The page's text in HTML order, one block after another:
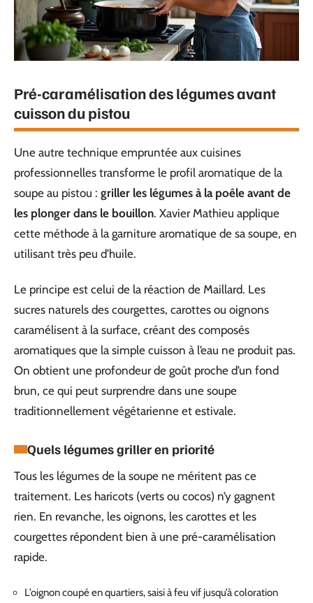
Pré-caramélisation des légumes avant
cuisson du pistou
Une autre technique empruntée aux cuisines
professionnelles transforme le profil aromatique de la
soupe au pistou : griller les légumes à la poêle avant de
les plonger dans le bouillon. Xavier Mathieu applique
cette méthode à la garniture aromatique de sa soupe, en
utilisant très peu d’huile.
Le principe est celui de la réaction de Maillard. Les
sucres naturels des courgettes, carottes ou oignons
caramélisent à la surface, créant des composés
aromatiques que la simple cuisson à l’eau ne produit pas.
On obtient une profondeur de goût proche d’un fond
brun, ce qui peut surprendre dans une soupe
traditionnellement végétarienne et estivale.
Quels légumes griller en priorité
Tous les légumes de la soupe ne méritent pas ce
traitement. Les haricots (verts ou cocos) n’y gagnent
rien. En revanche, les oignons, les carottes et les
courgettes répondent bien à une pré-caramélisation
rapide.
L’oignon coupé en quartiers, saisi à feu vif jusqu’à coloration